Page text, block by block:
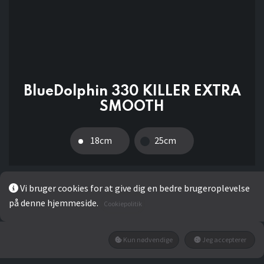
BlueDolphin 330 KILLER EXTRA
SMOOTH
18cm 25cm
42,00kr
Vi bruger cookies for at give dig en bedre brugeroplevelse
på denne hjemmeside.
Cookiepolitik
Kun nødvendige Jeg accepterer